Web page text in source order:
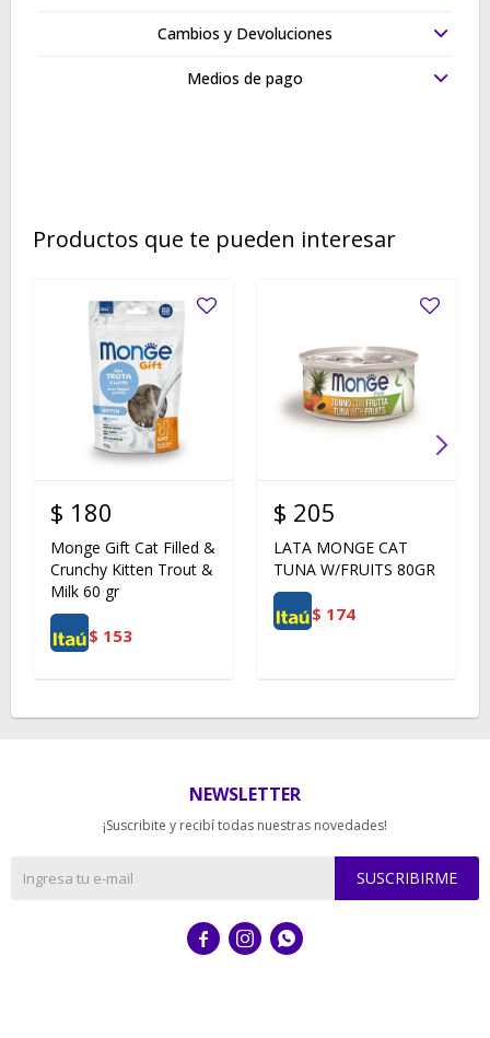
Cambios y Devoluciones
Medios de pago
Productos que te pueden interesar
$ 180
Monge Gift Cat Filled &
Crunchy Kitten Trout &
Milk 60 gr
$ 153
$ 205
LATA MONGE CAT
TUNA W/FRUITS 80GR
$ 174
NEWSLETTER
¡Suscribite y recibí todas nuestras novedades!
SUSCRIBIRME
  